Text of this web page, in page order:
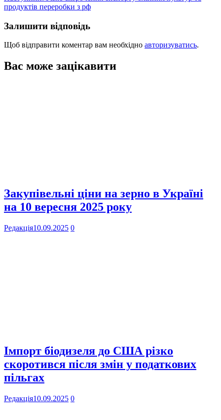
продуктів переробки з рф
Залишити відповідь
Щоб відправити коментар вам необхідно авторизуватись.
Вас може зацікавити
Закупівельні ціни на зерно в Україні
на 10 вересня 2025 року
Редакція10.09.2025 0
Імпорт біодизеля до США різко
скоротився після змін у податкових
пільгах
Редакція10.09.2025 0